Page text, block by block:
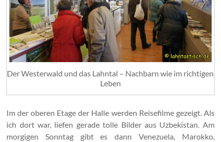
Der Westerwald und das Lahntal – Nachbarn wie im richtigen
Leben
Im der oberen Etage der Halle werden Reisefilme gezeigt. Als
ich dort war, liefen gerade tolle Bilder aus Uzbekistan. Am
morgigen Sonntag gibt es dann Venezuela, Marokko,